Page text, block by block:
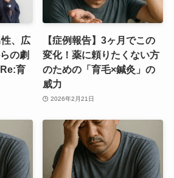
性、広
の劇
育
【症例報告】3ヶ月でこの
変化！薬に頼りたくない方
のための「育毛×鍼灸」の
威力
2026年2月21日